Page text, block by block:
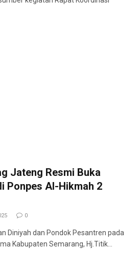
Jateng Resmi Buka
Ponpes Al-Hikmah 2
0
Diniyah dan Pondok Pesantren pada
Kabupaten Semarang, Hj.Titik…